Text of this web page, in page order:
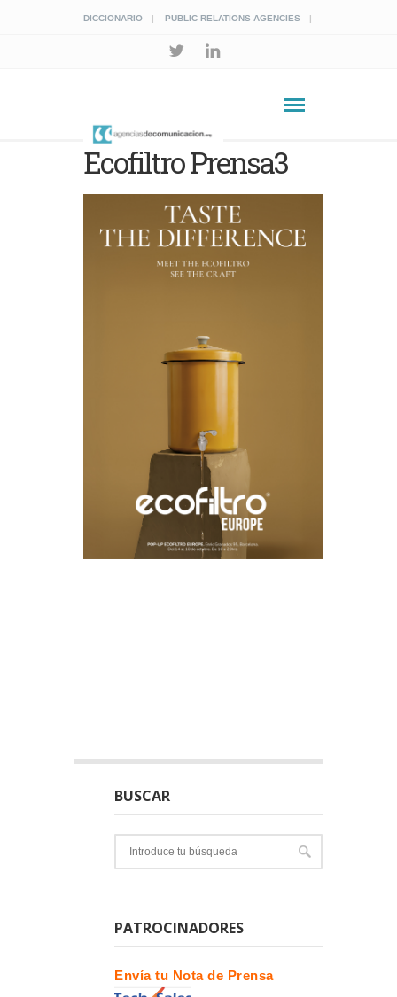
DICCIONARIO PUBLIC RELATIONS AGENCIES
Ecofiltro Prensa3
BUSCAR
PATROCINADORES
Envía tu Nota de Prensa